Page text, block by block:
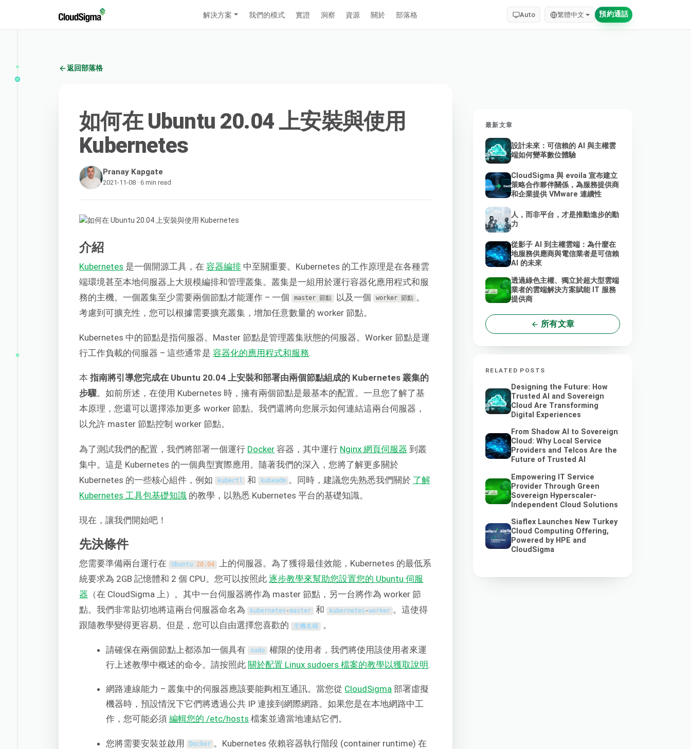
解決方案 我們的模式 實證 洞察 資源 關於 部落格 Auto 繁體中文 預約通話
返回部落格
如何在 Ubuntu 20.04 上安裝與使用
Kubernetes
Pranay Kapgate
2021-11-08 · 6 min read
介紹
Kubernetes 是一個開源工具，在容器編排 中至關重要。Kubernetes 的工作原理是在各種雲
端環境甚至本地伺服器上大規模編排和管理叢集。叢集是一組用於運行容器化應用程式和服
務的主機。一個叢集至少需要兩個節點才能運作 – 一個 master 節點 以及一個 worker 節點 。
考慮到可擴充性，您可以根據需要擴充叢集，增加任意數量的 worker 節點。
Kubernetes 中的節點是指伺服器。Master 節點是管理叢集狀態的伺服器。Worker 節點是運
行工作負載的伺服器 – 這些通常是容器化的應用程式和服務
本指南將引導您完成在 Ubuntu 20.04 上安裝和部署由兩個節點組成的 Kubernetes 叢集的
步驟。如前所述，在使用 Kubernetes 時，擁有兩個節點是最基本的配置。一旦您了解了基
本原理，您還可以選擇添加更多 worker 節點。我們還將向您展示如何連結這兩台伺服器，
以允許 master 節點控制 worker 節點。
為了測試我們的配置，我們將部署一個運行 Docker 容器，其中運行 Nginx 網頁伺服器 到叢
集中。這是 Kubernetes 的一個典型實際應用。隨著我們的深入，您將了解更多關於
Kubernetes 的一些核心組件，例如 kubectl 和 kubeadm 。同時，建議您先熟悉我們關於 了解
Kubernetes 工具包基礎知識 的教學，以熟悉 Kubernetes 平台的基礎知識。
現在，讓我們開始吧！
先決條件
您需要準備兩台運行在 Ubuntu 20.04 上的伺服器。為了獲得最佳效能，Kubernetes 的最低系
統要求為 2GB 記憶體和 2 個 CPU。您可以按照此逐步教學來幫助您設置您的 Ubuntu 伺服
器 （在 CloudSigma 上）。其中一台伺服器將作為 master 節點，另一台將作為 worker 節
點。我們非常貼切地將這兩台伺服器命名為 kubernetes -master 和 kubernetes -worker 。這使得
跟隨教學變得更容易。但是，您可以自由選擇您喜歡的 主機名稱 。
請確保在兩個節點上都添加一個具有 sudo 權限的使用者，我們將使用該使用者來運
行上述教學中概述的命令。請按照此關於配置 Linux sudoers 檔案的教學以獲取說明
網路連線能力 – 叢集中的伺服器應該要能夠相互通訊。當您從 CloudSigma 部署虛擬
機器時，預設情況下它們將透過公共 IP 連接到網際網路。如果您是在本地網路中工
作，您可能必須編輯您的 /etc/hosts 檔案並適當地連結它們。
您將需要安裝並啟用 Docker 。Kubernetes 依賴容器執行階段 (container runtime) 在
最新文章
設計未來：可信賴的 AI 與主權雲
端如何變革數位體驗
CloudSigma 與 evoila 宣布建立
策略合作夥伴關係，為服務提供商
和企業提供 VMware 連續性
人，而非平台，才是推動進步的動
力
從影子 AI 到主權雲端：為什麼在
地服務供應商與電信業者是可信賴
AI 的未來
透過綠色主權、獨立於超大型雲端
業者的雲端解決方案賦能 IT 服務
提供商
所有文章
RELATED POSTS
Designing the Future: How
Trusted AI and Sovereign
Cloud Are Transforming
Digital Experiences
From Shadow AI to Sovereign
Cloud: Why Local Service
Providers and Telcos Are the
Future of Trusted AI
Empowering IT Service
Provider Through Green
Sovereign Hyperscaler-
Independent Cloud Solutions
Siaflex Launches New Turkey
Cloud Computing Offering,
Powered by HPE and
CloudSigma